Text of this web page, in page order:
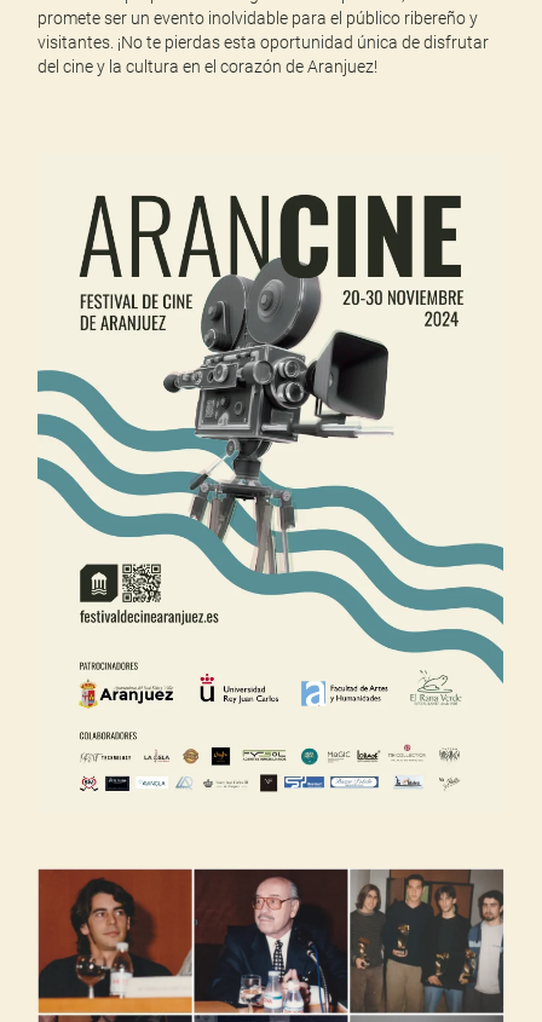
promete ser un evento inolvidable para el público ribereño y
visitantes. ¡No te pierdas esta oportunidad única de disfrutar
del cine y la cultura en el corazón de Aranjuez!